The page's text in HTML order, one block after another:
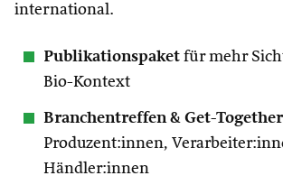
international.
Publikationspaket für mehr
Bio-Kontext
Branchentreffen & Get-
Produzent:innen,
Händler:innen